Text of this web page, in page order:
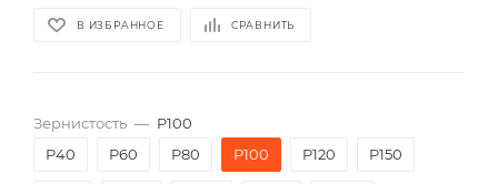
В ИЗБРАННОЕ СРАВНИТЬ
Зернистость — P100
P40
P60 P80 P100 P120 P150